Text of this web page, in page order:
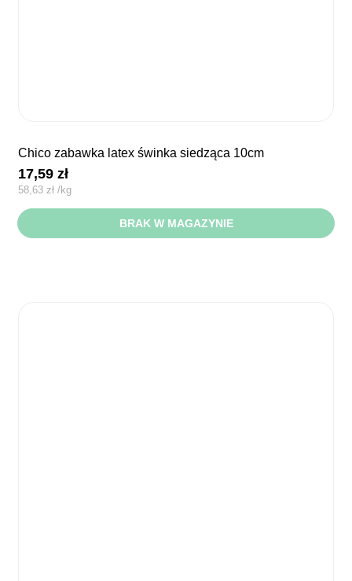
chico zabawka latex świnka siedząca 10cm
17,59zł
58,63zł /kg
BRAK W MAGAZYNIE